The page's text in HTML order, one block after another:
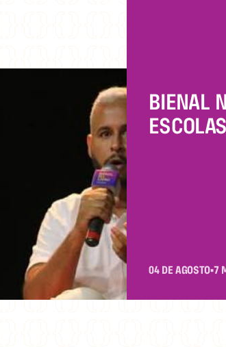
BIENAL
04 DE AGOSTO•7